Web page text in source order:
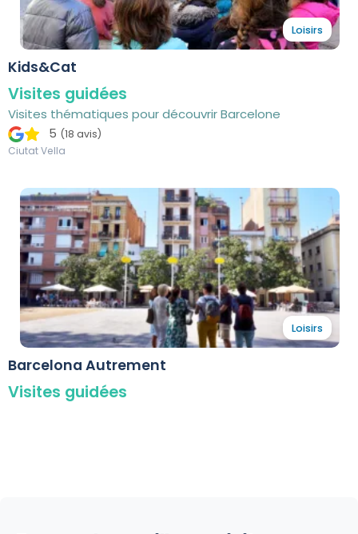
Loisirs
Kids&Cat
Visites guidées
Visites thématiques pour découvrir Barcelone
5 (18 avis)
Ciutat Vella
Loisirs
Barcelona Autrement
Visites guidées